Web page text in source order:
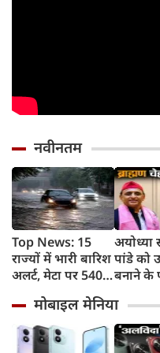
नवीनतम
Top News: 15
राज्यों में भारी बारिश
अलर्ट, मेटा पर 5400
Gen-Z पर क्या बोले
मोहन भागवत
अयोध्या
पांडे को
बनाने के
मोबाइल मेनिया